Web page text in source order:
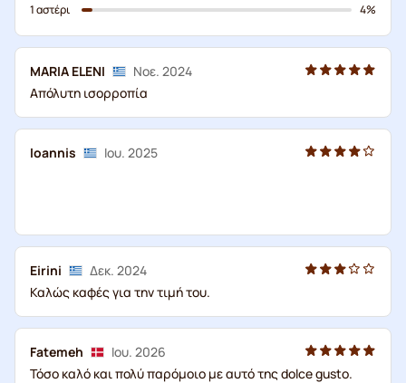
1 αστέρι
4%
MARIA ELENI
Νοε. 2024
Απόλυτη ισορροπία
Ioannis Ιου. 2025
Eirini
Δεκ. 2024
Καλώς καφές για την τιμή του.
Fatemeh
Ιου. 2026
Τόσο καλό και πολύ παρόμοιο με αυτό της dolce gusto.